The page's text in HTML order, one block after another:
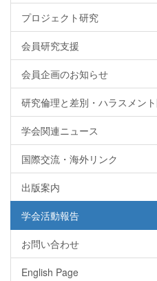
プロジェクト研究
会員研究支援
会員企画のお知らせ
研究倫理と差別・ハラスメン
学会関連ニュース
国際交流・海外リンク
出版案内
学会活動報告
お問い合わせ
English Page